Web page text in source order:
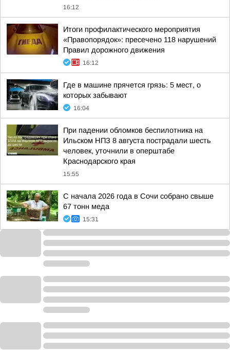
16:12
Итоги профилактического мероприятия
«Правопорядок»: пресечено 118 нарушений
Правил дорожного движения
16:12
Где в машине прячется грязь: 5 мест, о
которых забывают
16:04
При падении обломков беспилотника на
Ильском НПЗ 8 августа пострадали шесть
человек, уточнили в оперштабе
Краснодарского края
15:55
С начала 2026 года в Сочи собрано свыше
67 тонн меда
15:31